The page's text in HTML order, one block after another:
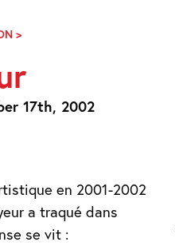
>CAROLINE
17th, 2002
en 2001-2002
a traqué dans
se vit :
contemporaine